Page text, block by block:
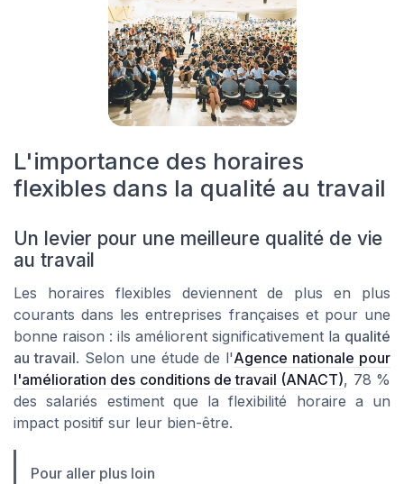
L'importance des horaires
flexibles dans la qualité au travail
Un levier pour une meilleure qualité de vie
au travail
Les horaires flexibles deviennent de plus en plus
courants dans les entreprises françaises et pour une
bonne raison : ils améliorent significativement la qualité
au travail. Selon une étude de l'Agence nationale pour
l'amélioration des conditions de travail (ANACT), 78 %
des salariés estiment que la flexibilité horaire a un
impact positif sur leur bien-être.
Pour aller plus loin